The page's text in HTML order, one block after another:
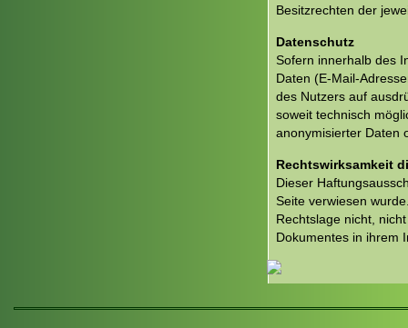
Besitzrechten der
Datenschutz
Sofern innerhalb des
Daten (E-Mail-
des Nutzers auf
soweit technisch
anonymisierter Daten
Rechtswirksamkeit
Dieser
Seite verwiesen
Rechtslage nicht,
Dokumentes in ihrem